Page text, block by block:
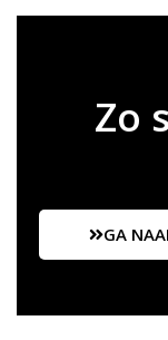
Zo
GA